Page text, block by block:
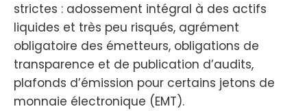
strictes : adossement intégral à des actifs
liquides et très peu risqués, agrément
obligatoire des émetteurs, obligations de
transparence et de publication d’audits,
plafonds d’émission pour certains jetons de
monnaie électronique (EMT).